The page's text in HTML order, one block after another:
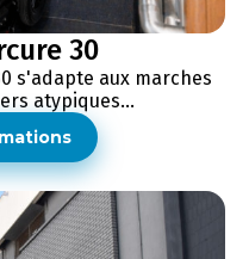
30
s'adapte aux marches
atypiques...